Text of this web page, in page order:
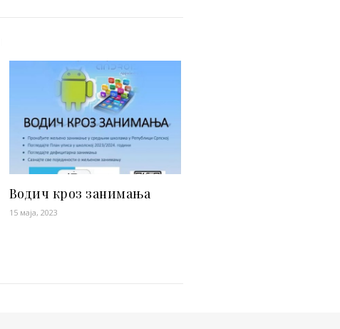
Водич кроз занимања
15 маја, 2023